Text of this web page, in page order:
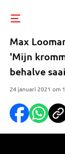
Max
'Mijn
behalve
24 januari 2021 om